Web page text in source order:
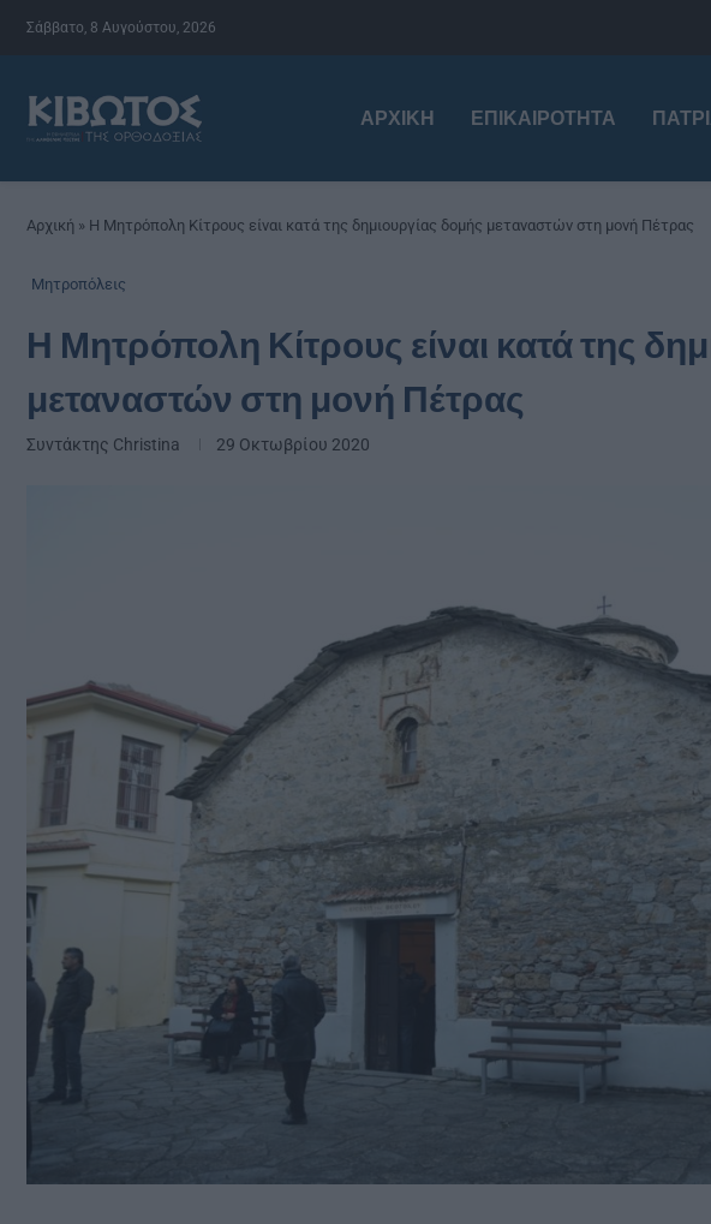
Σάββατο, 8 Αυγούστου, 2026
ΑΡΧΙΚΉ ΕΠΙΚΑΙΡΌΤΗΤΑ
Αρχική » Η Μητρόπολη Κίτρους είναι κατά της δημιουργίας δομής μεταναστών στη μονή Πέτρας
Μητροπόλεις
Η Μητρόπολη Κίτρους είναι κατά της
μεταναστών στη μονή Πέτρας
Συντάκτης Christina 29 Οκτωβρίου 2020